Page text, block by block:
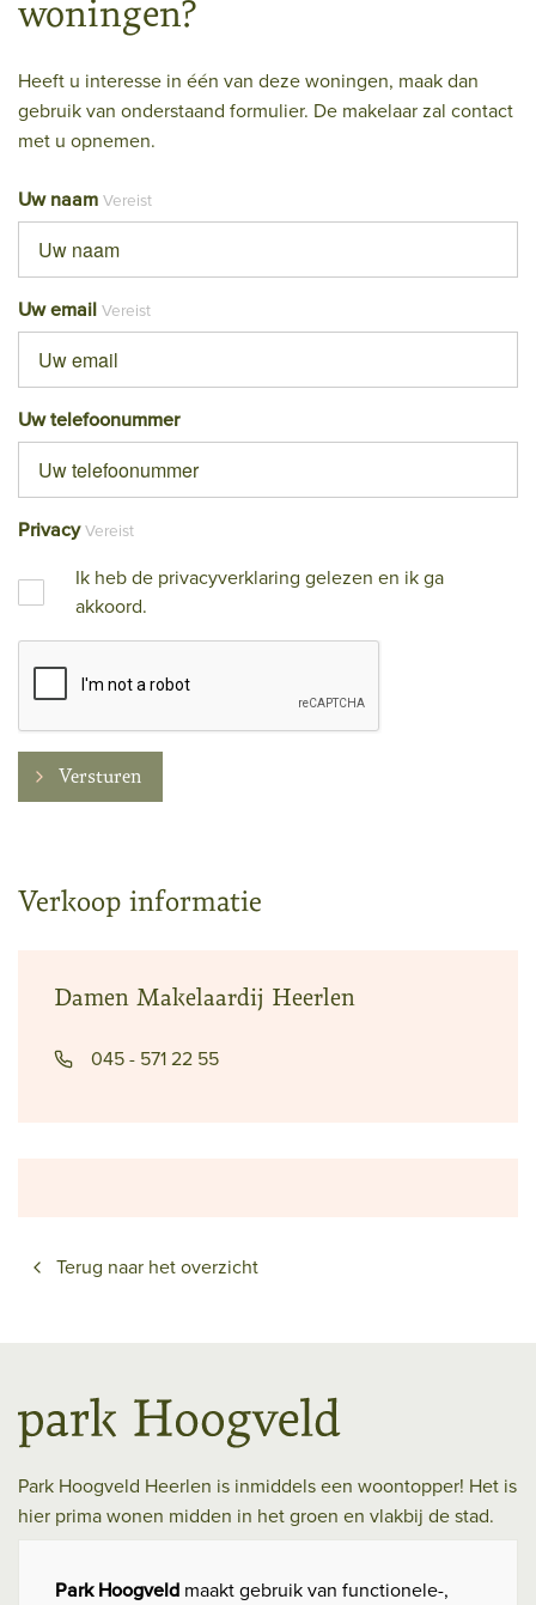
C
Park Hoogveld maakt gebruik van functionele-,
woningen?
Heeft u interesse in één van deze woningen, maak dan
gebruik van onderstaand formulier. De makelaar zal contact
met u opnemen.
Uw naam Vereist
Uw email Vereist
Uw telefoonummer
Privacy Vereist
Ik heb de privacyverklaring gelezen en ik ga
akkoord.
Versturen
Verkoop informatie
Damen Makelaardij Heerlen
045 - 571 22 55
Terug naar het overzicht
Park Hoogveld Heerlen is inmiddels een woontopper! Het is
hier prima wonen midden in het groen en vlakbij de stad.
Hoogveld Heerlen BV